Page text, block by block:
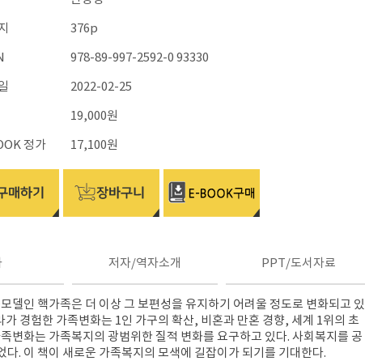
376p
978-89-997-2592-0 93330
2022-02-25
19,000원
정가
17,100원
저자/역자소개 PPT/도서자료
인 핵가족은 더 이상 그 보편성을 유지하기 어려울 정도로 변화되고 있
가 경험한 가족변화는 1인 가구의 확산, 비혼과 만혼 경향, 세계 1위의 초
변화는 가족복지의 광범위한 질적 변화를 요구하고 있다. 사회복지를 공
다. 이 책이 새로운 가족복지의 모색에 길잡이가 되기를 기대한다.